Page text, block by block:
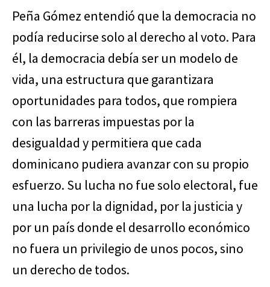
Peña Gómez entendió que la democracia no
podía reducirse solo al derecho al voto. Para
él, la democracia debía ser un modelo de
vida, una estructura que garantizara
oportunidades para todos, que rompiera
con las barreras impuestas por la
desigualdad y permitiera que cada
dominicano pudiera avanzar con su propio
esfuerzo. Su lucha no fue solo electoral, fue
una lucha por la dignidad, por la justicia y
por un país donde el desarrollo económico
no fuera un privilegio de unos pocos, sino
un derecho de todos.